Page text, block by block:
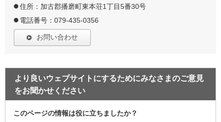
住所：加古郡播磨町東本荘1丁目5番30号
電話番号：079-435-0356
お問い合わせ
より良いウェブサイトにするためにみなさまのご意見
をお聞かせください
このページの情報は役に立ちましたか？